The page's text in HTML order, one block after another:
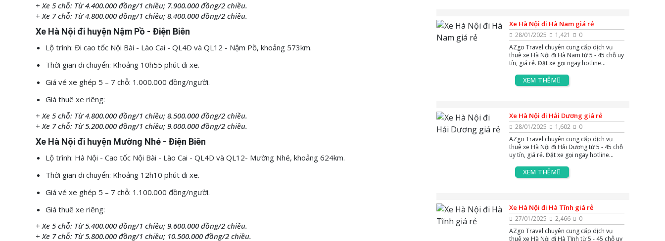
+ Xe 5 chỗ: Từ 4.400.000 đồng/1 chiều; 7.900.000 đồng/2 chiều.
+ Xe 7 chỗ: Từ 4.800.000 đồng/1 chiều; 8.400.000 đồng/2 chiều.
Xe Hà Nội đi huyện Nậm Pồ - Điện Biên
Lộ trình: Đi cao tốc Nội Bài - Lào Cai - QL4D và QL12 - Nậm Pồ, khoảng 573km.
Thời gian di chuyển: Khoảng 10h55 phút đi xe.
Giá vé xe ghép 5 – 7 chỗ: 1.000.000 đồng/người.
Giá thuê xe riêng:
+ Xe 5 chỗ: Từ 4.800.000 đồng/1 chiều; 8.500.000 đồng/2 chiều.
+ Xe 7 chỗ: Từ 5.200.000 đồng/1 chiều; 9.000.000 đồng/2 chiều.
Xe Hà Nội đi huyện Mường Nhé - Điện Biên
Lộ trình: Hà Nội - Cao tốc Nội Bài - Lào Cai - QL4D và QL12- Mường Nhé, khoảng 624km.
Thời gian di chuyển: Khoảng 12h10 phút đi xe.
Giá vé xe ghép 5 – 7 chỗ: 1.100.000 đồng/người.
Giá thuê xe riêng:
+ Xe 5 chỗ: Từ 5.400.000 đồng/1 chiều; 9.600.000 đồng/2 chiều.
+ Xe 7 chỗ: Từ 5.800.000 đồng/1 chiều; 10.500.000 đồng/2 chiều.
Xe Hà Nội đi Hà Nam giá rẻ
28/01/2025 1,421
0
AZgo Travel chuyên cung cấp dịch vụ
thuê xe Hà Nội đi Hà Nam từ 5 - 45 chỗ uy
tín, giá rẻ. Đặt xe gọi ngay hotline
để được tư vấn miễn phí 24/7.
XEM THÊM
Xe Hà Nội đi Hải Dương giá rẻ
28/01/2025 1,602
0
AZgo Travel chuyên cung cấp dịch vụ
thuê xe Hà Nội đi Hải Dương từ 5 - 45 chỗ
uy tín, giá rẻ. Đặt xe gọi ngay hotline
để được tư vấn miễn phí 24/7.
XEM THÊM
Xe Hà Nội đi Hà Tĩnh giá rẻ
27/01/2025 2,466
0
AZgo Travel chuyên cung cấp dịch vụ
thuê xe Hà Nội đi Hà Tĩnh từ 5 - 45 chỗ uy